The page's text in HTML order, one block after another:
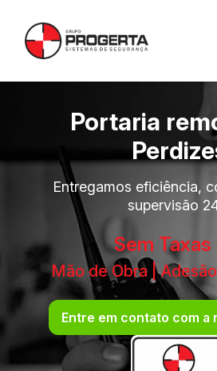
Portaria
Entregamos eficiência,
supervisão
Sem Taxas
Mão de Obra |
Entre em contato com a